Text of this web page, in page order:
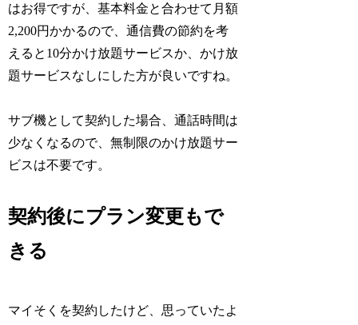
はお得ですが、基本料金と合わせて月額
2,200円かかるので、通信費の節約を考
えると10分かけ放題サービスか、かけ放
題サービスなしにした方が良いですね。
サブ機として契約した場合、通話時間は
少なくなるので、無制限のかけ放題サー
ビスは不要です。
契約後にプラン変更もで
きる
マイそくを契約したけど、思っていたよ